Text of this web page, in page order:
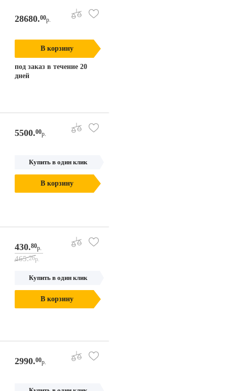
28680.00р.
В корзину
под заказ в течение 20
дней
5500.00р.
Купить в один клик
В корзину
430.80р.
465.26р.
Купить в один клик
В корзину
2990.00р.